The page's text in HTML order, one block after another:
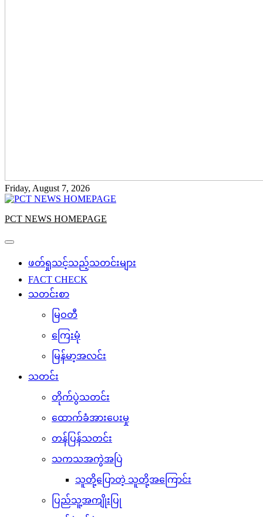
Friday, August 7, 2026
PCT NEWS HOMEPAGE
ဖတ်ရှုသင့်သည့်သတင်းများ
FACT CHECK
သတင်းစာ
မြဝတီ
ကြေးမုံ
မြန်မာ့အလင်း
သတင်း
တိုက်ပွဲသတင်း
ထောက်ခံအားပေးမှု
တန်ပြန်သတင်း
သကသအကွဲအပြဲ
သူတို့ပြောတဲ့ သူတို့အကြောင်း
ပြည်သူ့အကျိုးပြု